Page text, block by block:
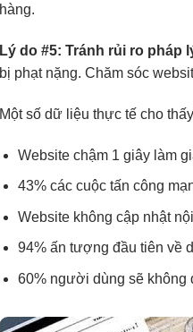
hàng.
Lý do #5: Tránh rủi ro pháp
bị phạt nặng. Chăm sóc
Một số dữ liệu thực tế cho
Website chậm 1 giây làm
43% các cuộc tấn công
Website không cập nhật
94% ấn tượng đầu tiên về
60% người dùng sẽ không